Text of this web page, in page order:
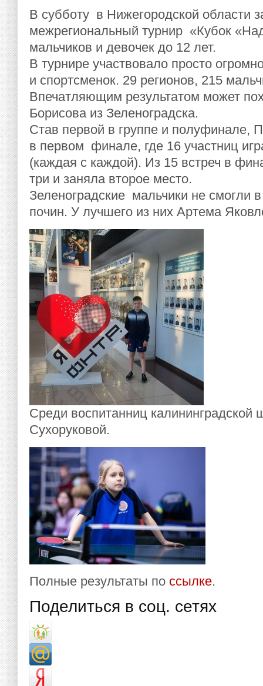
В субботу в Нижегородской области
межрегиональный турнир «Кубок
мальчиков и девочек до 12 лет.
В турнире участвовало просто
и спортсменок. 29 регионов, 215
Впечатляющим результатом может
Борисова из Зеленоградска.
Став первой в группе и полуфинале,
в первом финале, где 16 участниц
(каждая с каждой). Из 15 встреч в
три и заняла второе место.
Зеленоградские мальчики не смогли
почин. У лучшего из них Артема
Среди воспитанниц
Сухоруковой.
Полные результаты по ссылке.
Поделиться в соц. сетях